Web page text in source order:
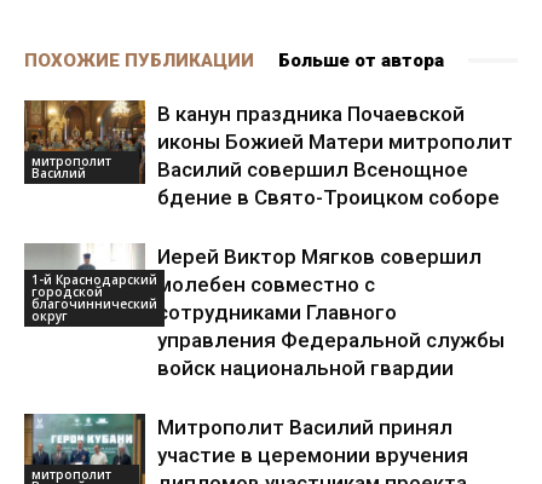
ПОХОЖИЕ ПУБЛИКАЦИИ Больше от автора
митрополит
Василий
В канун праздника Почаевской
иконы Божией Матери митрополит
Василий совершил Всенощное
бдение в Свято-Троицком соборе
1-й Краснодарский
городской
благочиннический
округ
Иерей Виктор Мягков совершил
молебен совместно с
сотрудниками Главного
управления Федеральной службы
войск национальной гвардии
митрополит
Митрополит Василий принял
участие в церемонии вручения